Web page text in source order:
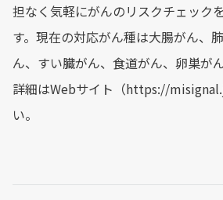
担なく気軽にがんのリスクチェック
す。現在の対応がん種は大腸がん、
ん、すい臓がん、食道がん、卵巣が
詳細はWebサイト（https://
い。